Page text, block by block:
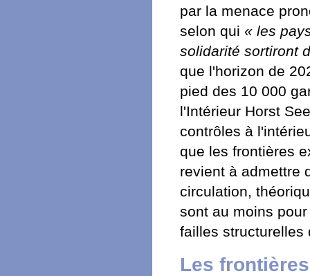
par la menace
selon qui « les
solidarité sortiront
que l'horizon de
pied des 10 000
l'Intérieur Horst
contrôles à
que les frontières
revient à admettre
circulation,
sont au moins
failles structurelles
Les